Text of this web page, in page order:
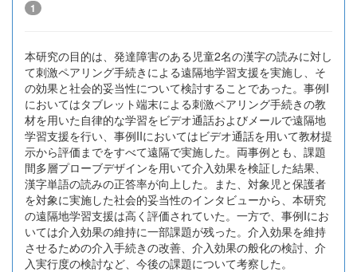
1
本研究の目的は、発達障害のある児童2名の漢字の読みに対し
て刺激ペアリング手続きによる遠隔地学習支援を実施し、そ
の効果と社会的妥当性について検討することであった。事例I
においてはタブレット端末による刺激ペアリング手続きの教
材を用いた自律的な学習をビデオ通話およびメールで遠隔地
学習支援を行い、事例IIにおいてはビデオ通話を用いて教材提
示から評価までをすべて遠隔で実施した。両事例とも、課題
間多層プローブデザインを用いて介入効果を検証した結果、
漢字単語の読みの正答率が向上した。また、対象児と保護者
を対象に実施した社会的妥当性のインタビューから、本研究
の遠隔地学習支援は高く評価されていた。一方で、事例Iにお
いては介入効果の維持に一部課題が残った。介入効果を維持
させるための介入手続きの改善、介入効果の般化の検討、介
入実行度の検討など、今後の課題について考察した。